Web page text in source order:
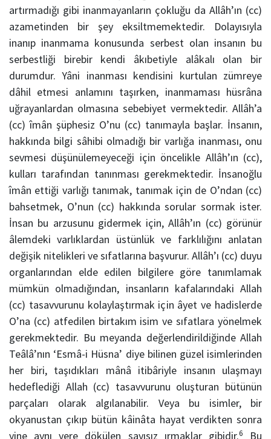
artırmadığı gibi inanmayanların çokluğu da Allâh’ın (cc)
azametinden bir şey eksiltmemektedir. Dolayısıyla
inanıp inanmama konusunda serbest olan insanın bu
serbestliği birebir kendi âkıbetiyle alâkalı olan bir
durumdur. Yâni inanması kendisini kurtulan zümreye
dâhil etmesi anlamını taşırken, inanmaması hüsrâna
uğrayanlardan olmasına sebebiyet vermektedir. Allâh’a
(cc) îmân şüphesiz O’nu (cc) tanımayla başlar. İnsanın,
hakkında bilgi sâhibi olmadığı bir varlığa inanması, onu
sevmesi düşünülemeyeceği için öncelikle Allâh’ın (cc),
kulları tarafından tanınması gerekmektedir. İnsanoğlu
îmân ettiği varlığı tanımak, tanımak için de O’ndan (cc)
bahsetmek, O’nun (cc) hakkında sorular sormak ister.
İnsan bu arzusunu gidermek için, Allâh’ın (cc) görünür
âlemdeki varlıklardan üstünlük ve farklılığını anlatan
değişik nitelikleri ve sıfatlarına başvurur. Allâh’ı (cc) duyu
organlarından elde edilen bilgilere göre tanımlamak
mümkün olmadığından, insanların kafalarındaki Allah
(cc) tasavvurunu kolaylaştırmak için âyet ve hadislerde
O’na (cc) atfedilen birtakım isim ve sıfatlara yönelmek
gerekmektedir. Bu meyanda değerlendirildiğinde Allah
Teâlâ’nın ‘Esmâ-i Hüsna’ diye bilinen güzel isimlerinden
her biri, taşıdıkları mânâ itibâriyle insanın ulaşmayı
hedeflediği Allah (cc) tasavvurunu oluşturan bütünün
parçaları olarak algılanabilir. Veya bu isimler, bir
okyanustan çıkıp bütün kâinâta hayat verdikten sonra
yine aynı yere dökülen sayısız ırmaklar gibidir.6 Bu